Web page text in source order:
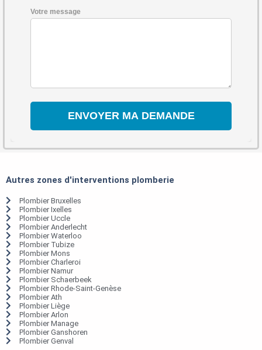
Votre message
Autres zones d'interventions plomberie
Plombier Bruxelles
Plombier Ixelles
Plombier Uccle
Plombier Anderlecht
Plombier Waterloo
Plombier Tubize
Plombier Mons
Plombier Charleroi
Plombier Namur
Plombier Schaerbeek
Plombier Rhode-Saint-Genèse
Plombier Ath
Plombier Liège
Plombier Arlon
Plombier Manage
Plombier Ganshoren
Plombier Genval